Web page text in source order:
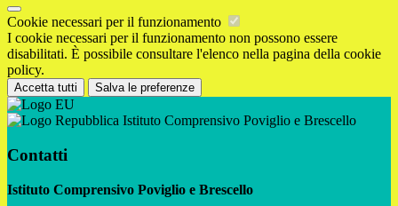
Cookie necessari per il funzionamento
I cookie necessari per il funzionamento non possono essere
disabilitati. È possibile consultare l'elenco nella pagina della cookie
policy.
Accetta tutti Salva le preferenze
Istituto Comprensivo Poviglio e Brescello
Contatti
Istituto Comprensivo Poviglio e Brescello